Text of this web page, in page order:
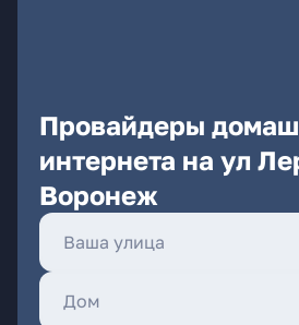
Провайдеры
интернета на ул
Воронеж